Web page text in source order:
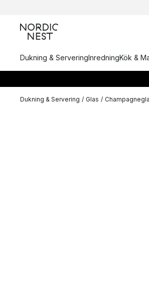
Dukning & ServeringInredningKök &
Dukning & Servering / Glas /